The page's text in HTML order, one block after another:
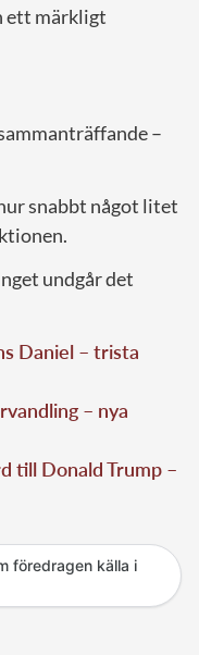
ett märkligt
–
snabbt något litet
undgår det
Daniel – trista
– nya
till Donald Trump –
föredragen källa i